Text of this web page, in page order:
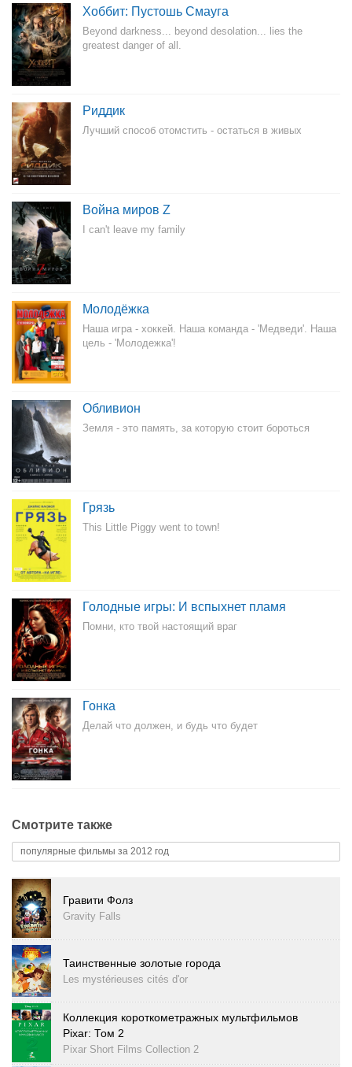
Хоббит: Пустошь Смауга
Beyond darkness... beyond desolation... lies the
greatest danger of all.
Риддик
Лучший способ отомстить - остаться в живых
Война миров Z
I can't leave my family
Молодёжка
Наша игра - хоккей. Наша команда - 'Медведи'. Наша
цель - 'Молодежка'!
Обливион
Земля - это память, за которую стоит бороться
Грязь
This Little Piggy went to town!
Голодные игры: И вспыхнет пламя
Помни, кто твой настоящий враг
Гонка
Делай что должен, и будь что будет
Смотрите также
популярные фильмы за 2012 год
Гравити Фолз
Gravity Falls
Таинственные золотые города
Les mystérieuses cités d'or
Коллекция короткометражных мультфильмов
Pixar: Том 2
Pixar Short Films Collection 2